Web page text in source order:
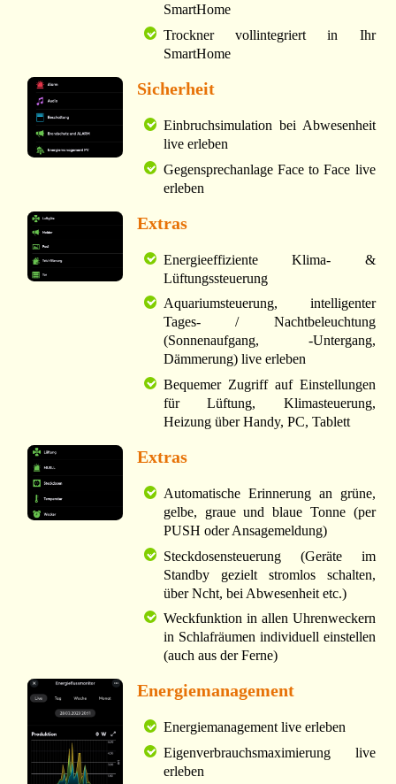
SmartHome
Trockner vollintegriert in Ihr
SmartHome
Sicherheit
Einbruchsimulation bei Abwesenheit
live erleben
Gegensprechanlage Face to Face live
erleben
Extras
Energieeffiziente Klima- &
Lüftungssteuerung
Aquariumsteuerung, intelligenter
Tages- / Nachtbeleuchtung
(Sonnenaufgang, -Untergang,
Dämmerung) live erleben
Bequemer Zugriff auf Einstellungen
für Lüftung, Klimasteuerung,
Heizung über Handy, PC, Tablett
Extras
Automatische Erinnerung an grüne,
gelbe, graue und blaue Tonne (per
PUSH oder Ansagemeldung)
Steckdosensteuerung (Geräte im
Standby gezielt stromlos schalten,
über Ncht, bei Abwesenheit etc.)
Weckfunktion in allen Uhrenweckern
in Schlafräumen individuell einstellen
(auch aus der Ferne)
Energiemanagement
Energiemanagement live erleben
Eigenverbrauchsmaximierung live
erleben